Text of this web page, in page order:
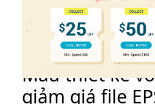
Mẫu thiết kế
giảm giá file